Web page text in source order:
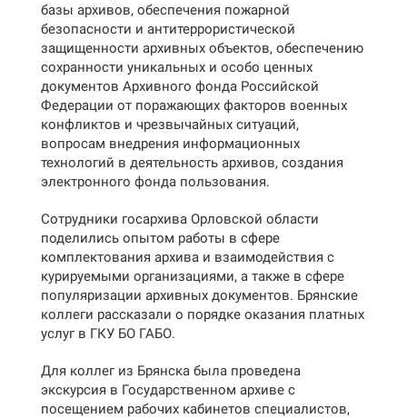
базы архивов, обеспечения пожарной
безопасности и антитеррористической
защищенности архивных объектов, обеспечению
сохранности уникальных и особо ценных
документов Архивного фонда Российской
Федерации от поражающих факторов военных
конфликтов и чрезвычайных ситуаций,
вопросам внедрения информационных
технологий в деятельность архивов, создания
электронного фонда пользования.
Сотрудники госархива Орловской области
поделились опытом работы в сфере
комплектования архива и взаимодействия с
курируемыми организациями, а также в сфере
популяризации архивных документов. Брянские
коллеги рассказали о порядке оказания платных
услуг в ГКУ БО ГАБО.
Для коллег из Брянска была проведена
экскурсия в Государственном архиве с
посещением рабочих кабинетов специалистов,